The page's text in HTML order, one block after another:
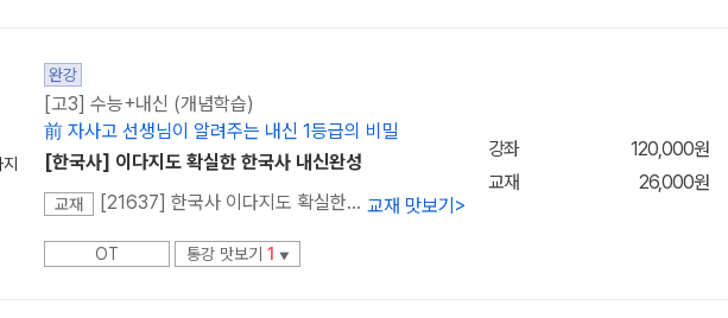
완강
[고3] 수능+내신 (개념학습)
前 자사고 선생님이 알려주는 내신 1등급의 비밀
[한국사] 이다지도 확실한 한국사 내신완성
교재 [21637] 한국사 이다지도 확실한 한국사 내신완성 교재 맛보기>
OT 통강 맛보기 1 ▼
강좌
120,000원
교재
26,000원